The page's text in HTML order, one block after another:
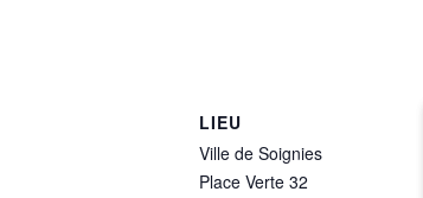
LIEU
Ville de Soignies
Place Verte 32